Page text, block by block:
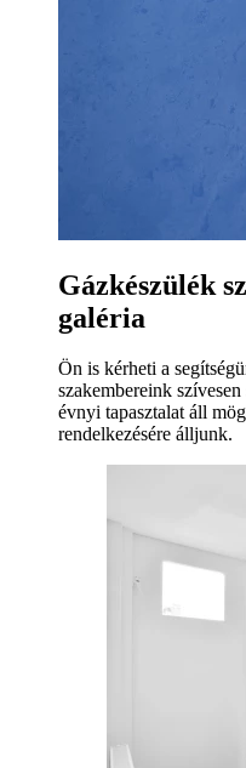
Gázkészülék
galéria
Ön is kérheti a
szakembereink
évnyi tapasztalat áll
rendelkezésére álljunk.